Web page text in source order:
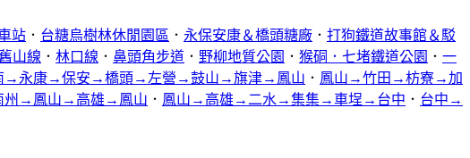
站 ． 台糖烏樹林休閒園區 ． 永保安康＆橋頭糖廠 ． 打狗鐵道故事館＆駁
舊山線 ． 林口線 ． 鼻頭角步道 ． 野柳地質公園 ． 猴硐．七堵鐵道公園 ． 一
→永康→保安→橋頭→左營→鼓山→旗津→鳳山 ． 鳳山→竹田→枋寮→加
州→鳳山→高雄→鳳山 ． 鳳山→高雄→二水→集集→車埕→台中 ． 台中→